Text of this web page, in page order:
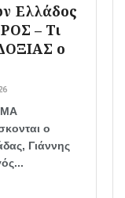
Ελλάδος
– Τι
ο
ο
Γιάννης